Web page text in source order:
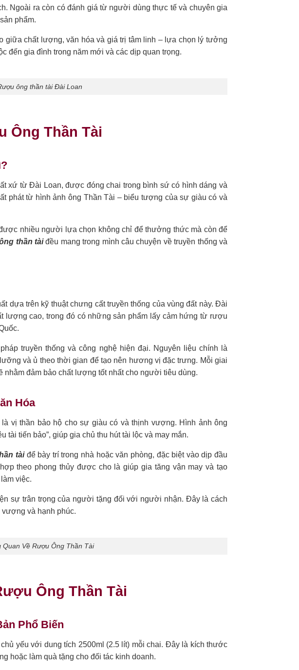
Ngoài ra còn có đánh giá từ người dùng thực tế và chuyên gia
phẩm.
giữa chất lượng, văn hóa và giá trị tâm linh – lựa chọn lý tưởng
đến gia đình trong năm mới và các dịp quan trọng.
ông thần tài Đài Loan
Ông Thần Tài
xứ từ Đài Loan, được đóng chai trong bình sứ có hình dáng và
phát từ hình ảnh ông Thần Tài – biểu tượng của sự giàu có và
nhiều người lựa chọn không chỉ để thưởng thức mà còn để
thần tàiđều mang trong mình câu chuyện về truyền thống và
dựa trên kỹ thuật chưng cất truyền thống của vùng đất này. Đài
lượng cao, trong đó có những sản phẩm lấy cảm hứng từ rượu
truyền thống và công nghệ hiện đại. Nguyên liệu chính là
và ủ theo thời gian để tạo nên hương vị đặc trưng. Mỗi giai
nhằm đảm bảo chất lượng tốt nhất cho người tiêu dùng.
Hóa
vị thần bảo hộ cho sự giàu có và thịnh vượng. Hình ảnh ông
tài tiến bảo”, giúp gia chủ thu hút tài lộc và may mắn.
tàiđể bày trí trong nhà hoặc văn phòng, đặc biệt vào dịp đầu
theo phong thủy được cho là giúp gia tăng vận may và tạo
việc.
sự trân trọng của người tặng đối với người nhận. Đây là cách
và hạnh phúc.
Quan Về Rượu Ông Thần Tài
Ông Thần Tài
Phổ Biến
yếu với dung tích 2500ml (2.5 lít) mỗi chai. Đây là kích thước
hoặc làm quà tặng cho đối tác kinh doanh.